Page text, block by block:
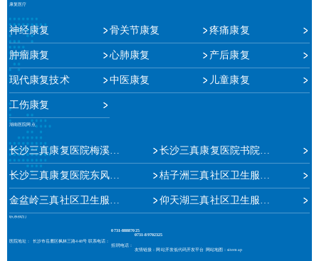
康复医疗
神经康复 骨关节康复 疼痛康复
肿瘤康复 心肺康复 产后康复
现代康复技术 中医康复 儿童康复
工伤康复
湖南医院网点
长沙三真康复医院梅溪湖院区 长沙三真康复医院书院路院区
长沙三真康复医院东风路院区 桔子洲三真社区卫生服务中心
金盆岭三真社区卫生服务中心 仰天湖三真社区卫生服务站
联系我们
医院地址： 长沙市岳麓区枫林三路448号 联系电话：
0731-88887025
招聘电话：
0731-89702325
友情链接：网站开发低代码开发平台 网站地图：sitemap